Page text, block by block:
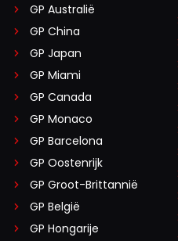
GP Australië
GP China
GP Japan
GP Miami
GP Canada
GP Monaco
GP Barcelona
GP Oostenrijk
GP Groot-Brittannië
GP België
GP Hongarije